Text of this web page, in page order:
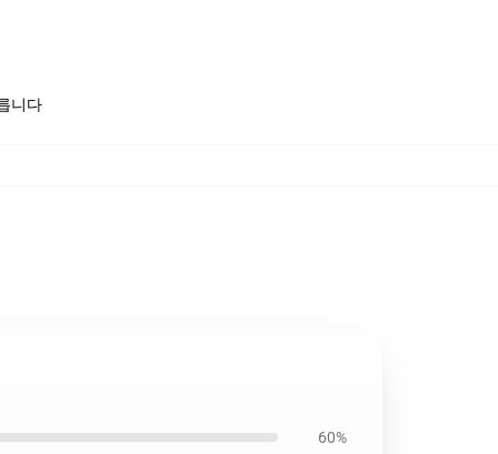
니다
60%